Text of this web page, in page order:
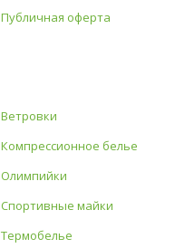
Публичная оферта
Ветровки
Компрессионное белье
Олимпийки
Спортивные майки
Термобелье